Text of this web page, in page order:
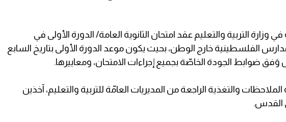
وزارة التربية والتعليم عقد امتحان الثانوية العامة/ الدورة الأولى في
الفلسطينية خارج الوطن، بحيث يكون موعد الدورة الأولى بتاريخ السابع
ضوابط الجودة الخاصّة بجميع إجراءات الامتحان، ومعاييرها.
والتغذية الراجعة من المديريات العامّة للتربية والتعليم، آخذين
القدس.